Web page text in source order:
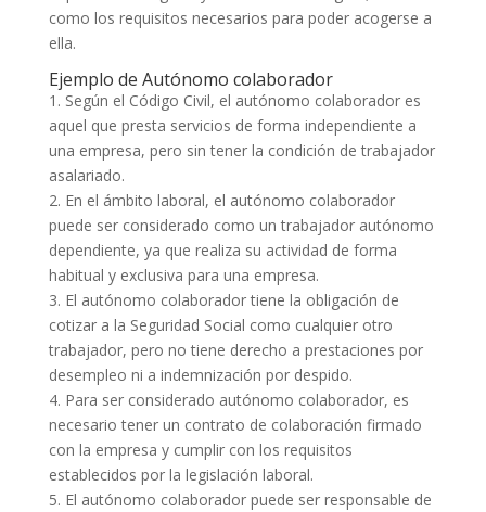
como los requisitos necesarios para poder acogerse a
ella.
Ejemplo de Autónomo colaborador
1. Según el Código Civil, el autónomo colaborador es
aquel que presta servicios de forma independiente a
una empresa, pero sin tener la condición de trabajador
asalariado.
2. En el ámbito laboral, el autónomo colaborador
puede ser considerado como un trabajador autónomo
dependiente, ya que realiza su actividad de forma
habitual y exclusiva para una empresa.
3. El autónomo colaborador tiene la obligación de
cotizar a la Seguridad Social como cualquier otro
trabajador, pero no tiene derecho a prestaciones por
desempleo ni a indemnización por despido.
4. Para ser considerado autónomo colaborador, es
necesario tener un contrato de colaboración firmado
con la empresa y cumplir con los requisitos
establecidos por la legislación laboral.
5. El autónomo colaborador puede ser responsable de